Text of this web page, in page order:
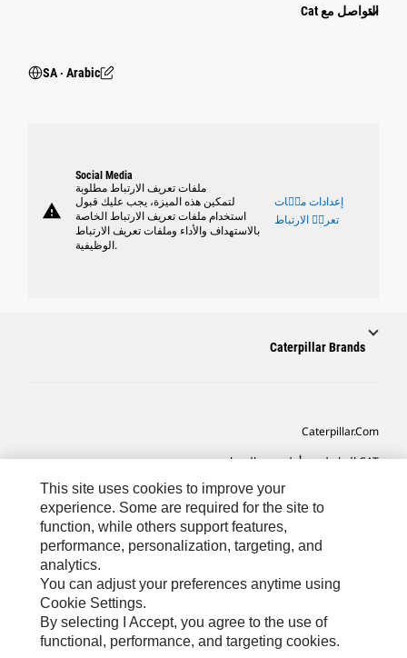
التواصل مع Cat
SA ‧ Arabic
warning
Social Media
ملفات تعريف الارتباط مطلوبة
لتمكين هذه الميزة، يجب عليك قبول
استخدام ملفات تعريف الارتباط الخاصة
بالاستهداف والأداء وملفات تعريف الارتباط
الوظيفية.
إعدادات ملٝات
تعريٝ الارتباط
Caterpillar Brands
Caterpillar.com
CAT التواصل من أجل خدمة المعدات ودعم
تفضيلات التسويق الخاصة بي
Cookie Settings
This site uses cookies to improve your
experience. Some are required for the site to
function, while others support features,
performance, personalization, targeting, and
analytics.
You can adjust your preferences anytime using
Cookie Settings.
By selecting I Accept, you agree to the use of
functional, performance, and targeting cookies.